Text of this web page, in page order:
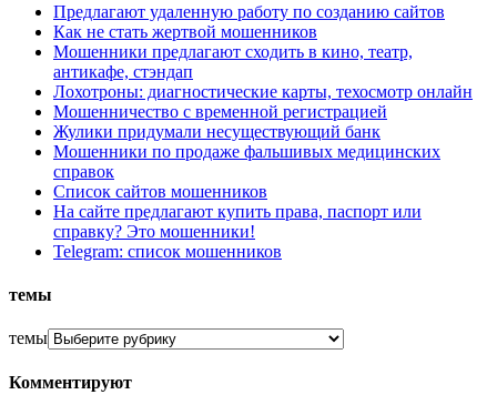
Предлагают удаленную работу по созданию сайтов
Как не стать жертвой мошенников
Мошенники предлагают сходить в кино, театр,
антикафе, стэндап
Лохотроны: диагностические карты, техосмотр онлайн
Мошенничество с временной регистрацией
Жулики придумали несуществующий банк
Мошенники по продаже фальшивых медицинских
справок
Список сайтов мошенников
На сайте предлагают купить права, паспорт или
справку? Это мошенники!
Telegram: список мошенников
темы
темы
Комментируют